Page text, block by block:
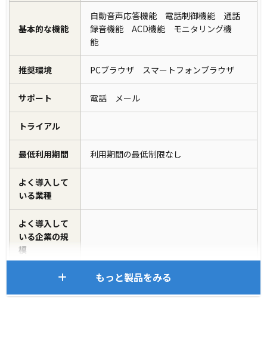
基本的な機能
自動音声応答機能 電話制御機能 通話
録音機能 ACD機能 モニタリング機
能
推奨環境 PCブラウザ スマートフォンブラウザ
サポート 電話 メール
トライアル
最低利用期間 利用期間の最低制限なし
よく導入して
いる業種
よく導入して
いる企業の規
模
もっと製品をみる